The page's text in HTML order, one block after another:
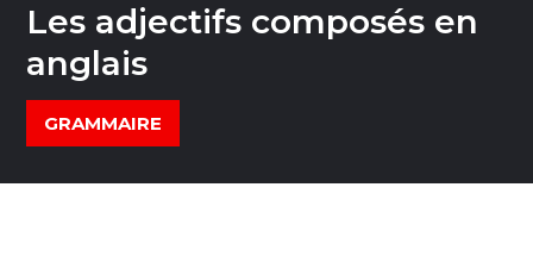
Les adjectifs composés en
anglais
GRAMMAIRE